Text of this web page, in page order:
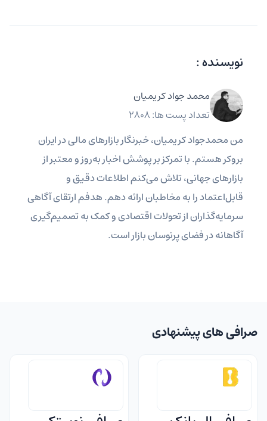
نویسنده :
محمد جواد کریمیان
تعداد پست ها: 2808
من محمدجواد کریمیان، خبرنگار بازارهای مالی در ایران
بروکر هستم. با تمرکز بر پوشش اخبار به‌روز و معتبر از
بازارهای جهانی، تلاش می‌کنم اطلاعات دقیق و
قابل‌اعتماد را به مخاطبان ارائه دهم. هدفم ارتقای آگاهی
سرمایه‌گذاران از تحولات اقتصادی و کمک به تصمیم‌گیری
آگاهانه در فضای پرنوسان بازار است.
صرافی های پیشنهادی